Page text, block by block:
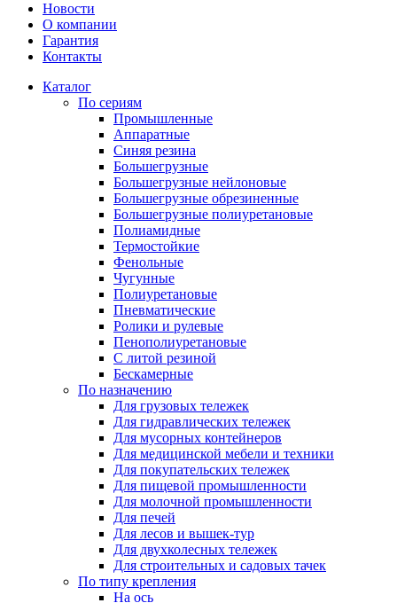
Новости
О компании
Гарантия
Контакты
Каталог
По сериям
Промышленные
Аппаратные
Синяя резина
Большегрузные
Большегрузные нейлоновые
Большегрузные обрезиненные
Большегрузные полиуретановые
Полиамидные
Термостойкие
Фенольные
Чугунные
Полиуретановые
Пневматические
Ролики и рулевые
Пенополиуретановые
С литой резиной
Бескамерные
По назначению
Для грузовых тележек
Для гидравлических тележек
Для мусорных контейнеров
Для медицинской мебели и техники
Для покупательских тележек
Для пищевой промышленности
Для молочной промышленности
Для печей
Для лесов и вышек-тур
Для двухколесных тележек
Для строительных и садовых тачек
По типу крепления
На ось